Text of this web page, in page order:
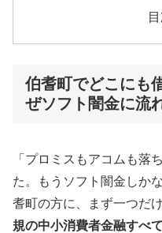
伯耆町でどこにも
ぜソフト闇金に流
「プロミスもアコムも落
た。もうソフト闇金しか
耆町の方に、まず一つだ
規の中小消費者金融すべ